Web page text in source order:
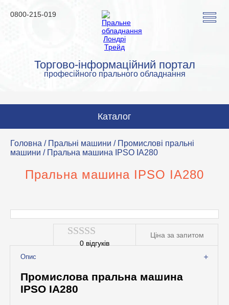
Торгово-інформаційний портал
професійного прального обладнання
0800-215-019
Каталог
Пральні машини
Сушильні машини
Прасувальні машини
Аквачистка та хімчистка
Допоміжне обладнання
Професійна хімія
Головна / Пральні машини / Промислові пральні
машини / Пральна машина IPSO IA280
Пральна машина IPSO IA280
Оцінено
0
з
0 відгуків
Ціна за запитом
Опис
Промислова пральна машина
IPSO IA280